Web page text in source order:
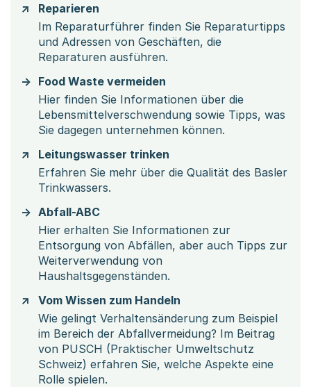
Reparieren
Im Reparaturführer finden Sie Reparaturtipps
und Adressen von Geschäften, die
Reparaturen ausführen.
Food Waste vermeiden
Hier finden Sie Informationen über die
Lebensmittelverschwendung sowie Tipps, was
Sie dagegen unternehmen können.
Leitungswasser trinken
Erfahren Sie mehr über die Qualität des Basler
Trinkwassers.
Abfall-ABC
Hier erhalten Sie Informationen zur
Entsorgung von Abfällen, aber auch Tipps zur
Weiterverwendung von
Haushaltsgegenständen.
Vom Wissen zum Handeln
Wie gelingt Verhaltensänderung zum Beispiel
im Bereich der Abfallvermeidung? Im Beitrag
von PUSCH (Praktischer Umweltschutz
Schweiz) erfahren Sie, welche Aspekte eine
Rolle spielen.